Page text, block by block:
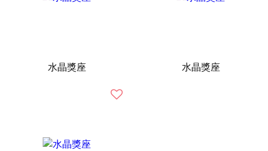
水晶獎座 水晶獎座